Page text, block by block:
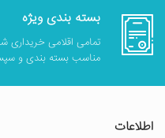
بسته بندی ویژه
تمامی اقلامی
مناسب بسته بندی و
اطلاعات